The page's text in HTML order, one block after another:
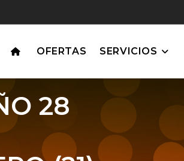
OFERTAS SERVICIOS
28